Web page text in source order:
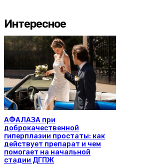
Интересное
АФАЛАЗА при
доброкачественной
гиперплазии простаты: как
действует препарат и чем
помогает на начальной
стадии ДГПЖ